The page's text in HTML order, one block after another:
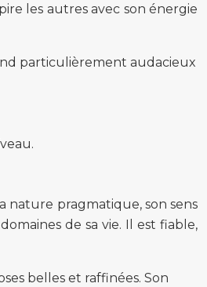
les autres avec son énergie
particulièrement audacieux
nature pragmatique, son sens
de sa vie. Il est fiable,
belles et raffinées. Son